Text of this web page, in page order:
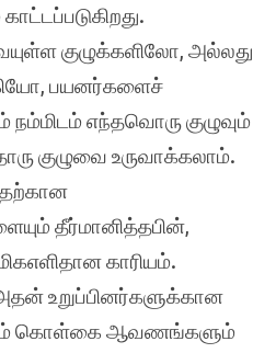
குழுக்களிலோ, அல்லது
பயனர்களைச்
நம்மிடம் எந்தவொரு குழுவும்
குழுவை உருவாக்கலாம்.
தீர்மானித்தபின்,
காரியம்.
உறுப்பினர்களுக்கான
கொள்கை ஆவணங்களும்